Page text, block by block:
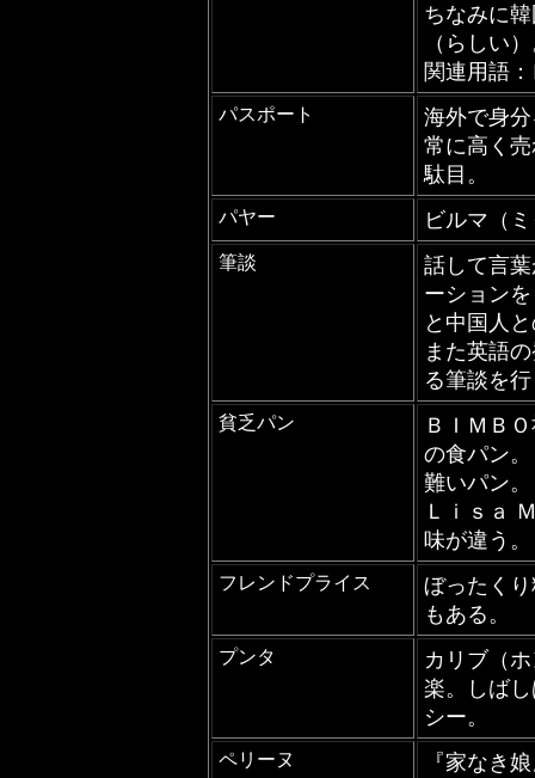
ちなみに
（らしい
関連用語
パスポート
海外で身
常に高く
駄目。
パヤー ビルマ（
筆談
話して言
ーション
と中国人
また英語
る筆談を
貧乏パン
ＢＩＭＢ
の食パン
難いパン。
Ｌｉｓａ
味が違う。
フレンドプライス
ぼったく
もある。
プンタ
カリブ（
楽。しば
シー。
ペリーヌ
『家なき